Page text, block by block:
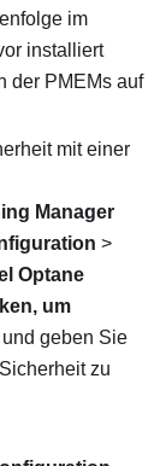
im
installiert
der PMEMs auf
mit einer
Manager
>
Optane
um
und geben Sie
zu